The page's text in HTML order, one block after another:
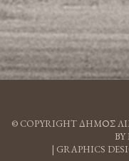
© COPYRIGHT ΔΗΜΟΣ
| GRAPHICS